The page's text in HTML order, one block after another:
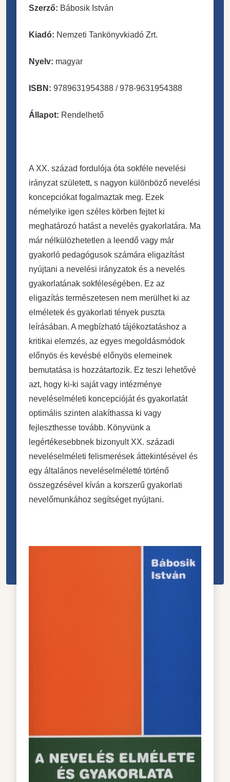
Szerző: Bábosik István
Kiadó: Nemzeti Tankönyvkiadó Zrt.
Nyelv: magyar
ISBN: 9789631954388 /978-9631954388
Állapot: Rendelhető
A XX. század fordulója óta sokféle nevelési
irányzat született, s nagyon különböző nevelési
koncepciókat fogalmaztak meg. Ezek
némelyike igen széles körben fejtet ki
meghatározó hatást a nevelés gyakorlatára. Ma
már nélkülözhetetlen a leendő vagy már
gyakorló pedagógusok számára eligazítást
nyújtani a nevelési irányzatok és a nevelés
gyakorlatának sokféleségében. Ez az
eligazítás természetesen nem merülhet ki az
elméletek és gyakorlati tények puszta
leírásában. A megbízható tájékoztatáshoz a
kritikai elemzés, az egyes megoldásmódok
előnyös és kevésbé előnyös elemeinek
bemutatása is hozzátartozik. Ez teszi lehetővé
azt, hogy ki-ki saját vagy intézménye
neveléselméleti koncepcióját és gyakorlatát
optimális szinten alakíthassa ki vagy
fejleszthesse tovább. Könyvünk a
legértékesebbnek bizonyult XX. századi
neveléselméleti felismerések áttekintésével és
egy általános neveléselméletté történő
összegzésével kíván a korszerű gyakorlati
nevelőmunkához segítséget nyújtani.